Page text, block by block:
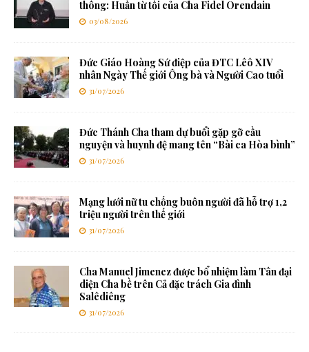
thông: Huấn từ tối của Cha Fidel Orendain
03/08/2026
Đức Giáo Hoàng Sứ điệp của ĐTC Lêô XIV
nhân Ngày Thế giới Ông bà và Người Cao tuổi
31/07/2026
Đức Thánh Cha tham dự buổi gặp gỡ cầu
nguyện và huynh đệ mang tên “Bài ca Hòa bình”
31/07/2026
Mạng lưới nữ tu chống buôn người đã hỗ trợ 1,2
triệu người trên thế giới
31/07/2026
Cha Manuel Jimenez được bổ nhiệm làm Tân đại
diện Cha bề trên Cả đặc trách Gia đình
Salêdiêng
31/07/2026